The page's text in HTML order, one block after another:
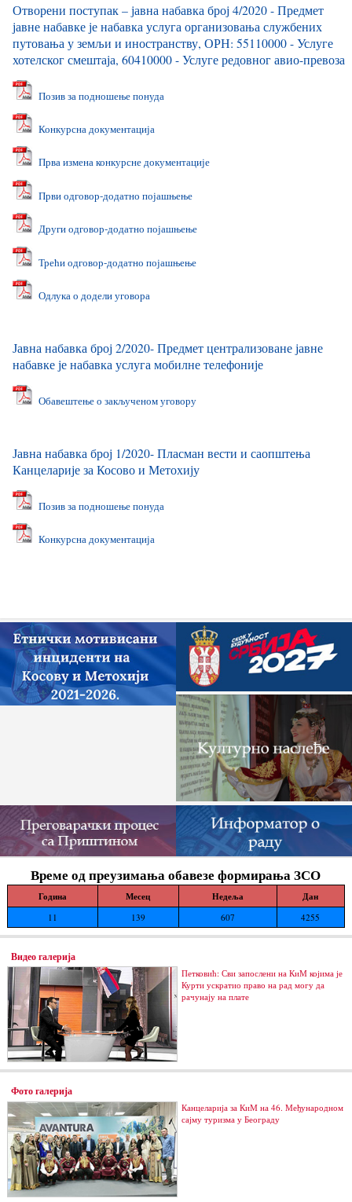
Отворени поступак – јавна набавка број 4/2020 - Предмет
јавне набавке је набавка услуга организовања службених
путовања у земљи и иностранству, ОРН: 55110000 - Услуге
хотелског смештаја, 60410000 - Услуге редовног авио-превоза
Позив за подношење понуда
Конкурсна документација
Прва измена конкурсне документације
Први одговор-додатно појашњење
Други одговор-додатно појашњење
Трећи одговор-додатно појашњење
Одлука о додели уговора
Јавна набавка број 2/2020- Предмет централизоване јавне
набавке је набавка услуга мобилне телефоније
Обавештење о закљученом уговору
Јавна набавка број 1/2020- Пласман вести и саопштења
Канцеларије за Косово и Метохију
Позив за подношење понуда
Конкурсна документација
Време од преузимања обавезе формирања ЗСО
Година Месец Недеља Дан
11 139 607 4255
Видео галерија
Петковић: Сви запослени на КиМ којима је
Курти ускратио право на рад могу да
рачунају на плате
Фото галерија
Канцеларија за КиМ на 46. Међународном
сајму туризма у Београду